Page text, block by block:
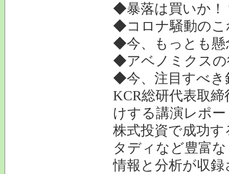
◆暴落は買いか！
◆コロナ騒動のこ
◆今、もっとも懸
◆アベノミクスの
◆今、注目すべき
KCR総研代表取
けする講演レポ
株式投資で成功
タディなど豊富な
情報と分析が収